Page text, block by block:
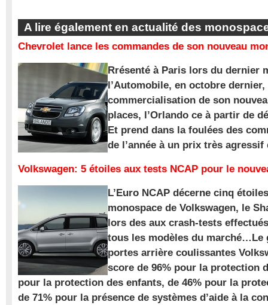
A lire également en actualité des
Chevrolet lance les commandes de son nouveau
Rrésenté à Paris lors du dernier
l’Automobile, en octobre
commercialisation de son
places, l’Orlando ce à partir de
Et prend dans la foulées des
de l’année à un prix très agressif
Volkswagen: 5 étoiles aux tests NCAP pour le
L’Euro NCAP décerne cinq
monospace de Volkswagen, le
lors des aux crash-tests
tous les modèles du marché…Le
portes arrière coulissantes
score de 96% pour la protection
pour la protection des enfants, de 46% pour la
de 71% pour la présence de systèmes d’aide à la